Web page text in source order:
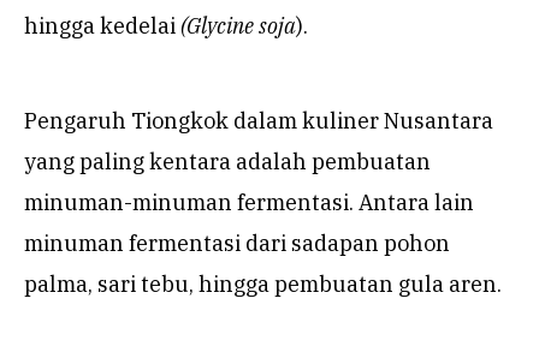
hingga kedelai(Glycine soja).
Pengaruh Tiongkok dalam kuliner Nusantara
yang paling kentara adalah pembuatan
minuman-minuman fermentasi. Antara lain
minuman fermentasi dari sadapan pohon
palma, sari tebu, hingga pembuatan gula aren.